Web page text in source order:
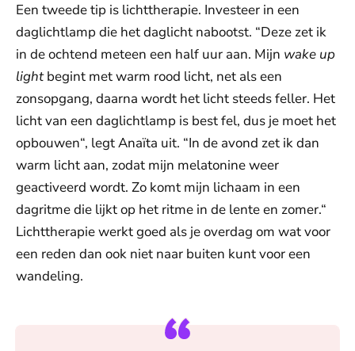
Een tweede tip is lichttherapie. Investeer in een
daglichtlamp die het daglicht nabootst. “Deze zet ik
in de ochtend meteen een half uur aan. Mijn wake up
lightbegint met warm rood licht, net als een
zonsopgang, daarna wordt het licht steeds feller. Het
licht van een daglichtlamp is best fel, dus je moet het
opbouwen“, legt Anaïta uit. “In de avond zet ik dan
warm licht aan, zodat mijn melatonine weer
geactiveerd wordt. Zo komt mijn lichaam in een
dagritme die lijkt op het ritme in de lente en zomer.“
Lichttherapie werkt goed als je overdag om wat voor
een reden dan ook niet naar buiten kunt voor een
wandeling.